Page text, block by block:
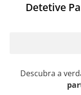
Detetive
Descubra a